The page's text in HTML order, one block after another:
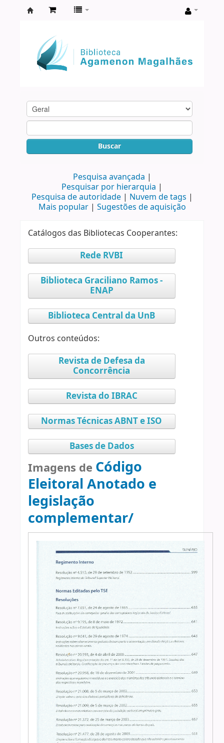
Agamenon
Magalhães
Buscar
Pesquisa avançada
Pesquisar por hierarquia
Pesquisa de autoridade
Nuvem de tags
Mais popular
Sugestões de aquisição
Catálogos das Bibliotecas Cooperantes:
Rede RVBI
Biblioteca Graciliano Ramos -
ENAP
Biblioteca Central da UnB
Outros conteúdos:
Revista de Defesa da
Concorrência
Revista do IBRAC
Normas Técnicas ABNT e ISO
Bases de Dados
Imagens de Código
Eleitoral Anotado e
legislação
complementar/